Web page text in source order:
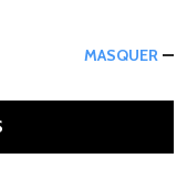
MASQUER